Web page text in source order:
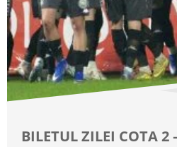
BILETUL ZILEI COTA 2